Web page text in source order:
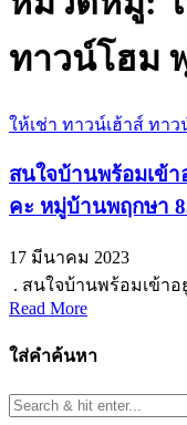
ทาวน์โฮม
ให้เช่า ทาวน์เฮ้าส์ ท
สนใจบ้านพร้อมเข้า
คะ หมู่บ้านพฤกษา
17 มีนาคม 2023
. สนใจบ้านพร้อมเข้าอ
Read More
ใส่คำค้นหา